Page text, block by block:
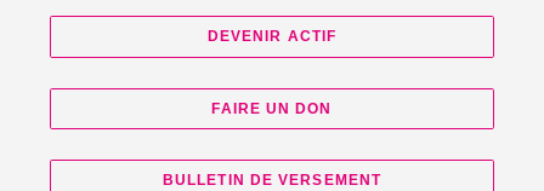
DEVENIR ACTIF
FAIRE UN DON
BULLETIN DE VERSEMENT